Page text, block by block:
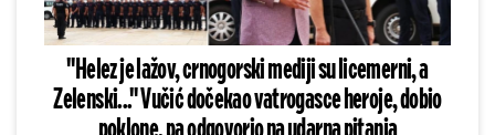
"Helez je lažov, crnogorski mediji su licemerni, a
Zelenski..." Vučić dočekao vatrogasce heroje, dobio